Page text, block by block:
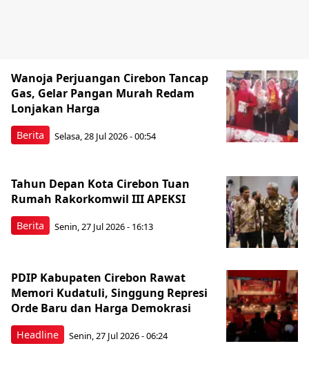
Berita
Wanoja Perjuangan Cirebon Tancap
Gas, Gelar Pangan Murah Redam
Lonjakan Harga
Selasa, 28 Jul 2026 - 00:54
Berita
Tahun Depan Kota Cirebon Tuan
Rumah Rakorkomwil III APEKSI
Senin, 27 Jul 2026 - 16:13
Headline
PDIP Kabupaten Cirebon Rawat
Memori Kudatuli, Singgung Represi
Orde Baru dan Harga Demokrasi
Senin, 27 Jul 2026 - 06:24